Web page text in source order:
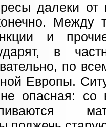
далеки от
Между
и
в
по
Европы.
опасная: со